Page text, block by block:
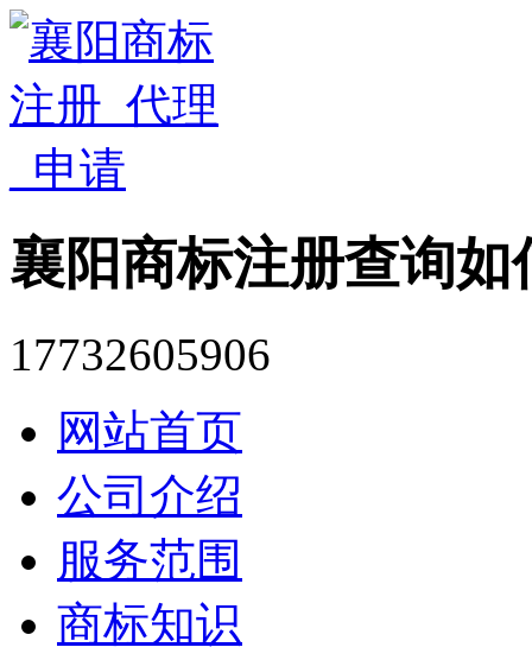
襄阳商标注册查询如
17732605906
网站首页
公司介绍
服务范围
商标知识